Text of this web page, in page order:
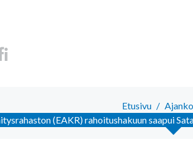
Etusivu /
(EAKR) rahoitushakuun saapui